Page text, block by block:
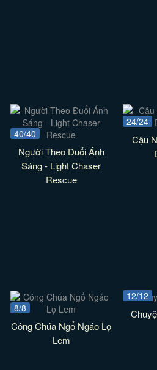
40/40
Người Theo Đuổi Ánh
Sáng - Light Chaser
Rescue
24/24
Cậu
8/8
Công Chúa Ngổ Ngáo Lọ
Lem
12/12